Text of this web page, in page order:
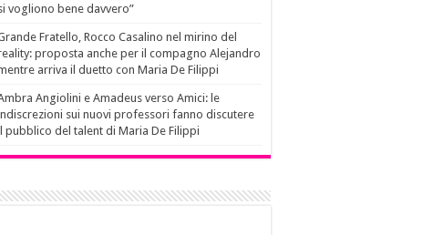
vogliono bene davvero”
Fratello, Rocco Casalino nel mirino del
proposta anche per il compagno Alejandro
arriva il duetto con Maria De Filippi
Angiolini e Amadeus verso Amici: le
sui nuovi professori fanno discutere
pubblico del talent di Maria De Filippi